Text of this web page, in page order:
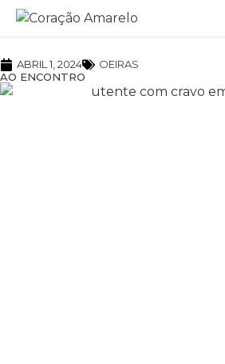
ABRIL 1, 2024
OEIRAS
AO ENCONTRO